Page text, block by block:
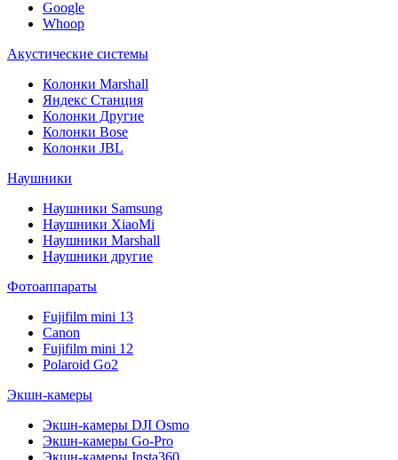
Google
Whoop
Акустические системы
Колонки Marshall
Яндекс Станция
Колонки Другие
Колонки Bose
Колонки JBL
Наушники
Наушники Samsung
Наушники XiaoMi
Наушники Marshall
Наушники другие
Фотоаппараты
Fujifilm mini 13
Canon
Fujifilm mini 12
Polaroid Go2
Экшн-камеры
Экшн-камеры DJI Osmo
Экшн-камеры Go-Pro
Экшн-камеры Insta360